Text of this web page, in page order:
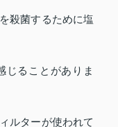
殺菌するために塩
じることがありま
ルターが使われて